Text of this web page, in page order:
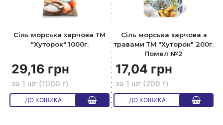
Сiль морська харчова ТМ
"Хуторок" 1000г.
29,16 грн
за 1 шт (1000 г)
ДО КОШИКА
Сіль морська харчова з
травами ТМ "Хуторок" 200г.
Помел №2
17,04 грн
за 1 шт (200 г)
ДО КОШИКА